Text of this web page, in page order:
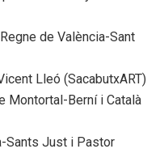
de València-Sant
Lleó (SacabutxART)
Montortal-Berní i Català
Sants Just i Pastor